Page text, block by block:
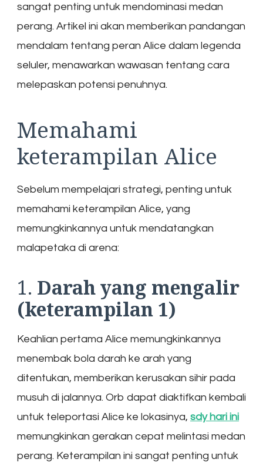
sangat penting untuk mendominasi medan
perang. Artikel ini akan memberikan pandangan
mendalam tentang peran Alice dalam legenda
seluler, menawarkan wawasan tentang cara
melepaskan potensi penuhnya.
Memahami
keterampilan Alice
Sebelum mempelajari strategi, penting untuk
memahami keterampilan Alice, yang
memungkinkannya untuk mendatangkan
malapetaka di arena:
1. Darah yang mengalir
(keterampilan 1)
Keahlian pertama Alice memungkinkannya
menembak bola darah ke arah yang
ditentukan, memberikan kerusakan sihir pada
musuh di jalannya. Orb dapat diaktifkan kembali
untuk teleportasi Alice ke lokasinya, sdy hari ini
memungkinkan gerakan cepat melintasi medan
perang. Keterampilan ini sangat penting untuk